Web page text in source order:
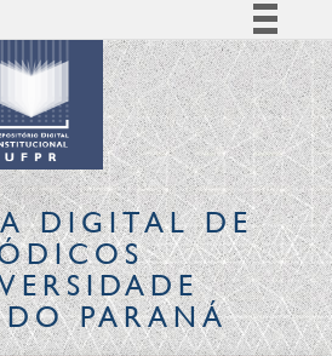
Simplifique!
Comunica BR
Participe
Acesso à informação
Legislação
Canais
DIGITALDE
DO PARANÁ